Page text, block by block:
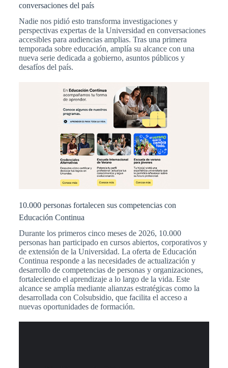
conversaciones del país
Nadie nos pidió esto transforma investigaciones y
perspectivas expertas de la Universidad en conversaciones
accesibles para audiencias amplias. Tras una primera
temporada sobre educación, amplía su alcance con una
nueva serie dedicada a gobierno, asuntos públicos y
desafíos del país.
10.000 personas fortalecen sus competencias con
Educación Continua
Durante los primeros cinco meses de 2026, 10.000
personas han participado en cursos abiertos, corporativos y
de extensión de la Universidad. La oferta de Educación
Continua responde a las necesidades de actualización y
desarrollo de competencias de personas y organizaciones,
fortaleciendo el aprendizaje a lo largo de la vida. Este
alcance se amplía mediante alianzas estratégicas como la
desarrollada con Colsubsidio, que facilita el acceso a
nuevas oportunidades de formación.